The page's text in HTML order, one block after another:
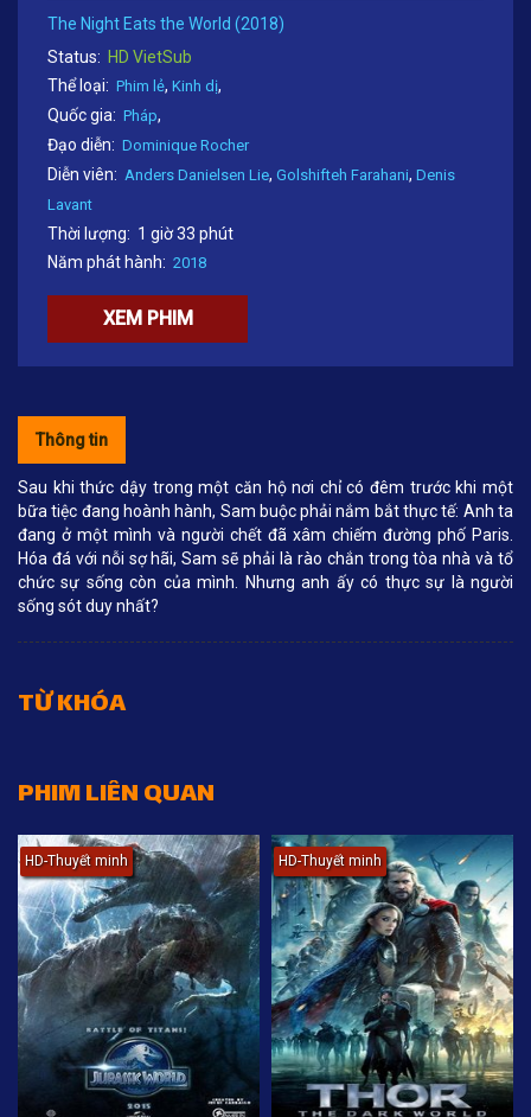
The Night Eats the World (2018)
Status: HD VietSub
Thể loại: Phim lẻ, Kinh dị,
Quốc gia: Pháp,
Đạo diễn: Dominique Rocher
Diễn viên: Anders Danielsen Lie, Golshifteh Farahani, Denis
Lavant
Thời lượng: 1 giờ 33 phút
Năm phát hành: 2018
XEM PHIM
Thông tin
Sau khi thức dậy trong một căn hộ nơi chỉ có đêm trước khi một
bữa tiệc đang hoành hành, Sam buộc phải nắm bắt thực tế: Anh ta
đang ở một mình và người chết đã xâm chiếm đường phố Paris.
Hóa đá với nỗi sợ hãi, Sam sẽ phải là rào chắn trong tòa nhà và tổ
chức sự sống còn của mình. Nhưng anh ấy có thực sự là người
sống sót duy nhất?
TỪ KHÓA
PHIM LIÊN QUAN
HD-Thuyết minh HD-Thuyết minh